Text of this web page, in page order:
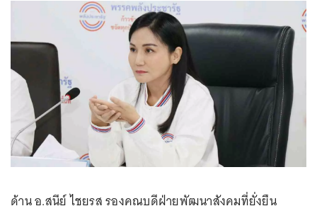
ด้าน อ.สุนีย์ ไชยรส รองคณบดีฝ่ายพัฒนาสังคมที่ยั่งยืน